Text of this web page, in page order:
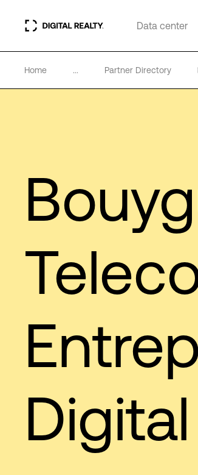
Data center
Home ... Partner Directory